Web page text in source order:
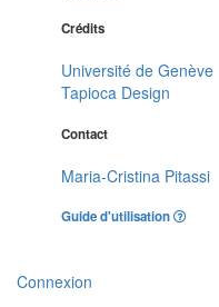
Crédits
Université de Genève
Tapioca Design
Contact
Maria-Cristina Pitassi
Guide d'utilisation
Connexion